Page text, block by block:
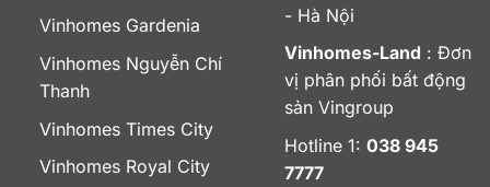
Vinhomes Gardenia
Vinhomes Nguyễn Chí
Thanh
Vinhomes Times City
Vinhomes Royal City
- Hà Nội
Vinhomes-Land : Đơn
vị phân phối bất động
sản Vingroup
Hotline 1: 038 945
7777